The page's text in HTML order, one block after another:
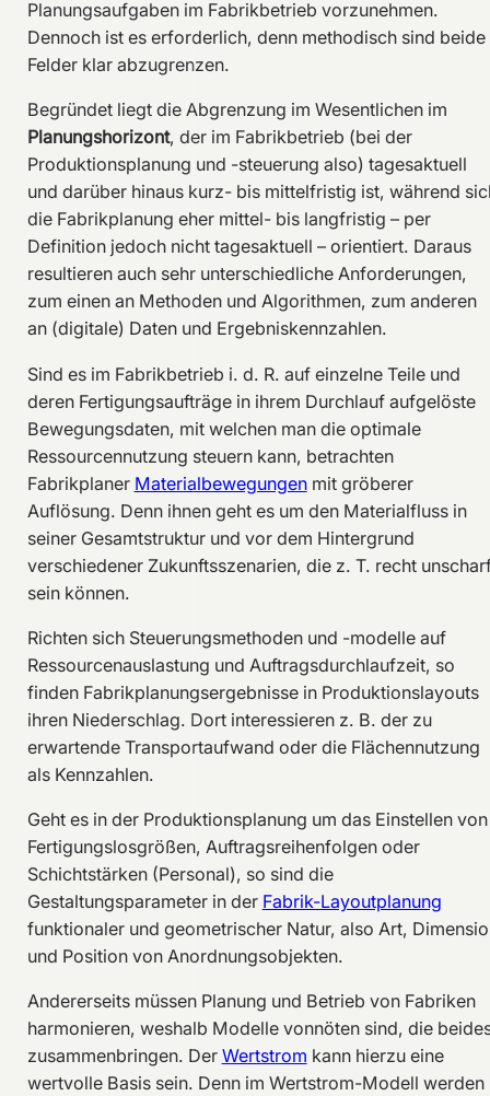
Planungsaufgaben im Fabrikbetrieb vorzunehmen.
Dennoch ist es erforderlich, denn methodisch sind beide
Felder klar abzugrenzen.
Begründet liegt die Abgrenzung im Wesentlichen im
Planungshorizont, der im Fabrikbetrieb (bei der
Produktionsplanung und -steuerung also) tagesaktuell
und darüber hinaus kurz- bis mittelfristig ist, während
die Fabrikplanung eher mittel- bis langfristig – per
Definition jedoch nicht tagesaktuell – orientiert. Daraus
resultieren auch sehr unterschiedliche Anforderungen,
zum einen an Methoden und Algorithmen, zum anderen
an (digitale) Daten und Ergebniskennzahlen.
Sind es im Fabrikbetrieb i. d. R. auf einzelne Teile und
deren Fertigungsaufträge in ihrem Durchlauf aufgelöste
Bewegungsdaten, mit welchen man die optimale
Ressourcennutzung steuern kann, betrachten
Fabrikplaner Materialbewegungenmit gröberer
Auflösung. Denn ihnen geht es um den Materialfluss in
seiner Gesamtstruktur und vor dem Hintergrund
verschiedener Zukunftsszenarien, die z. T. recht
sein können.
Richten sich Steuerungsmethoden und -modelle auf
Ressourcenauslastung und Auftragsdurchlaufzeit, so
finden Fabrikplanungsergebnisse in Produktionslayouts
ihren Niederschlag. Dort interessieren z. B. der zu
erwartende Transportaufwand oder die Flächennutzung
als Kennzahlen.
Geht es in der Produktionsplanung um das Einstellen von
Fertigungslosgrößen, Auftragsreihenfolgen oder
Schichtstärken (Personal), so sind die
Gestaltungsparameter in der Fabrik-Layoutplanung
funktionaler und geometrischer Natur, also Art,
und Position von Anordnungsobjekten.
Andererseits müssen Planung und Betrieb von Fabriken
harmonieren, weshalb Modelle vonnöten sind, die
zusammenbringen. Der Wertstrom kann hierzu eine
wertvolle Basis sein. Denn im Wertstrom-Modell werden